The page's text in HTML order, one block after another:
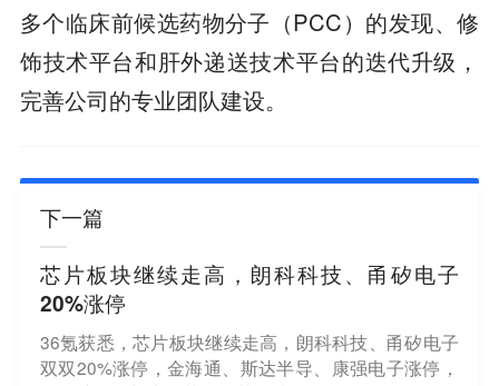
多个临床前候选药物分子（PCC）的发现、修
饰技术平台和肝外递送技术平台的迭代升级，
完善公司的专业团队建设。
下一篇
芯片板块继续走高，朗科科技、甬矽电子
20%涨停
36氪获悉，芯片板块继续走高，朗科科技、甬矽电子
双双20%涨停，金海通、斯达半导、康强电子涨停，